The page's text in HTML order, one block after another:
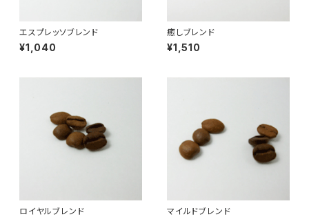
エスプレッソブレンド
¥1,040
癒しブレンド
¥1,510
ロイヤルブレンド マイルドブレンド